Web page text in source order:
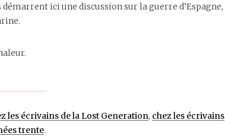
ici une discussion sur la guerre d’Espagne,
les écrivains de la Lost Generation, chez les écrivains
trente.